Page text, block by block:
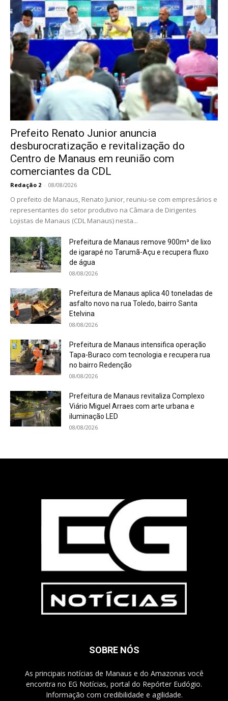
Prefeito Renato Junior anuncia
desburocratização e revitalização do
Centro de Manaus em reunião com
comerciantes da CDL
Redação 2 - 08/08/2026
O prefeito de Manaus, Renato Junior, reuniu-se com empresários e
representantes do setor produtivo na Câmara de Dirigentes
Lojistas de Manaus (CDL Manaus) nesta...
Prefeitura de Manaus remove 900m³ de lixo
de igarapé no Tarumã-Açu e recupera fluxo
de água
08/08/2026
Prefeitura de Manaus aplica 40 toneladas de
asfalto novo na rua Toledo, bairro Santa
Etelvina
08/08/2026
Prefeitura de Manaus intensifica operação
Tapa-Buraco com tecnologia e recupera rua
no bairro Redenção
08/08/2026
Prefeitura de Manaus revitaliza Complexo
Viário Miguel Arraes com arte urbana e
iluminação LED
08/08/2026
SOBRE NÓS
As principais notícias de Manaus e do Amazonas você
encontra no EG Notícias, portal do Repórter Eudógio.
Informação com credibilidade e agilidade.